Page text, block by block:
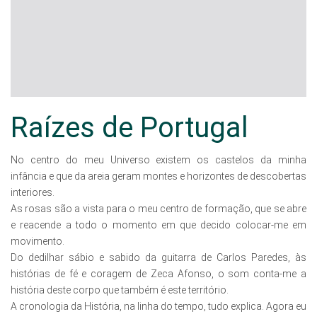
Raízes de Portugal
No centro do meu Universo existem os castelos da minha
infância e que da areia geram montes e horizontes de descobertas
interiores.
As rosas são a vista para o meu centro de formação, que se abre
e reacende a todo o momento em que decido colocar-me em
movimento.
Do dedilhar sábio e sabido da guitarra de Carlos Paredes, às
histórias de fé e coragem de Zeca Afonso, o som conta-me a
história deste corpo que também é este território.
A cronologia da História, na linha do tempo, tudo explica. Agora eu